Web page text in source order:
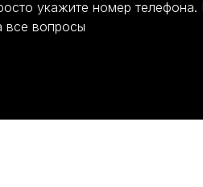
укажите номер
все вопросы